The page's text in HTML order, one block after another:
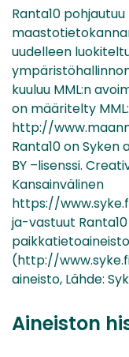
Ranta10
uudelleen
kuuluu MML:n
on määritelty
http://
Ranta10 on Syken
BY –lisenssi.
Kansainvälinen
https://
ja-vastuut
(http://
aineisto, Lähde:
Aineiston